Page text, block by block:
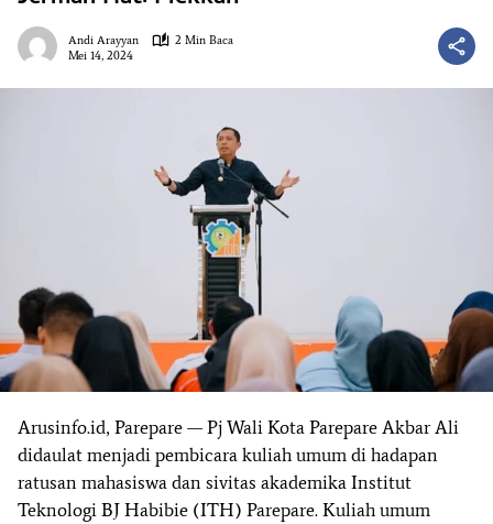
Andi Arayyan
2 Min Baca
Mei 14, 2024
Arusinfo.id, Parepare — Pj Wali Kota Parepare Akbar Ali
didaulat menjadi pembicara kuliah umum di hadapan
ratusan mahasiswa dan sivitas akademika Institut
Teknologi BJ Habibie (ITH) Parepare. Kuliah umum